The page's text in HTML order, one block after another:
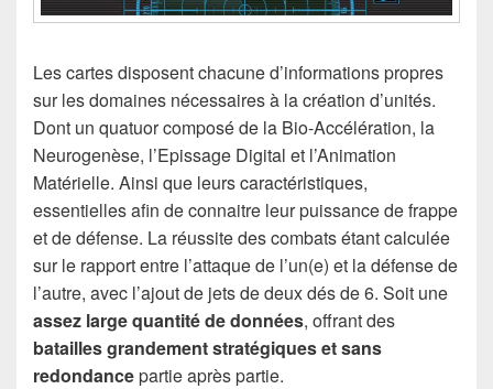
Les cartes disposent chacune d’informations propres
sur les domaines nécessaires à la création d’unités.
Dont un quatuor composé de la Bio-Accélération, la
Neurogenèse, l’Epissage Digital et l’Animation
Matérielle. Ainsi que leurs caractéristiques,
essentielles afin de connaitre leur puissance de frappe
et de défense. La réussite des combats étant calculée
sur le rapport entre l’attaque de l’un(e) et la défense de
l’autre, avec l’ajout de jets de deux dés de 6. Soit une
assez large quantité de données, offrant des
batailles grandement stratégiques et sans
redondancepartie après partie.